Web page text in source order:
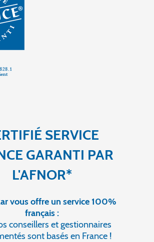
SERVICE
GARANTI PAR
L'AFNOR*
vous offre un service 100%
français :
conseillers et gestionnaires
sont basés en France !